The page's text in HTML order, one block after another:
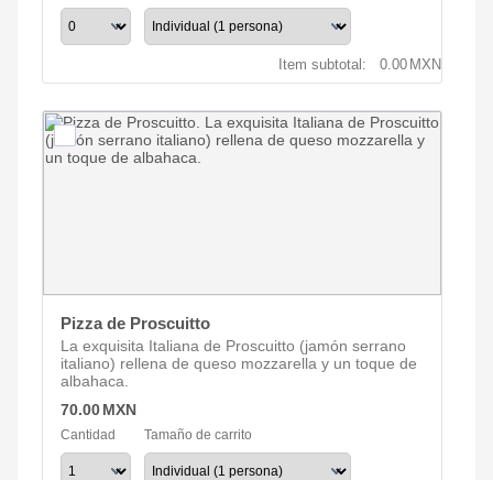
Item subtotal: 0.00 MXN
0.00 MXN
Pizza de Proscuitto
La exquisita Italiana de Proscuitto (jamón serrano
italiano) rellena de queso mozzarella y un toque de
albahaca.
70.00 MXN
70.00 MXN
Cantidad Tamaño de carrito